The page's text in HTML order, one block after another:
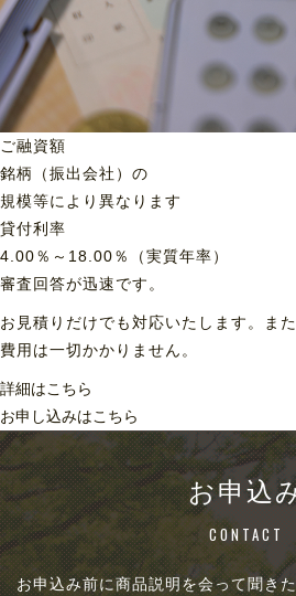
ご融資額
銘柄（振出会社）の
規模等により異なります
貸付利率
4.00％～18.00％（実質年率）
審査回答が迅速です。
お見積りだけでも対応いたします。ま
費用は一切かかりません。
詳細はこちら
お申し込みはこちら
お申込
CONTACT
お申込み前に商品説明を会って聞き